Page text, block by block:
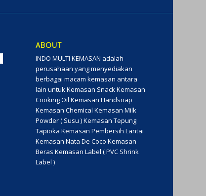
ABOUT
INDO MULTI KEMASAN adalah
perusahaan yang menyediakan
berbagai macam kemasan antara
lain untuk Kemasan Snack Kemasan
Cooking Oil Kemasan Handsoap
Kemasan Chemical Kemasan Milk
Powder ( Susu ) Kemasan Tepung
Tapioka Kemasan Pembersih Lantai
Kemasan Nata De Coco Kemasan
Beras Kemasan Label ( PVC Shrink
Label )